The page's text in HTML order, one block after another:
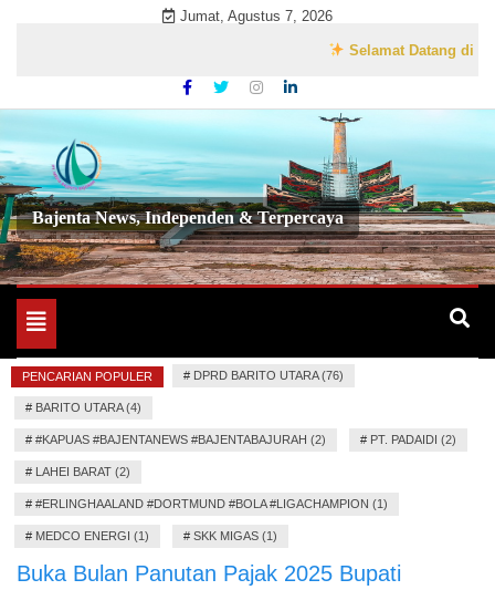
Jumat, Agustus 7, 2026
Selamat Datang di
Bajenta News, Independen & Terpercaya
Toggle
navigation
PENCARIAN POPULER # DPRD BARITO UTARA (76)
# BARITO UTARA (4)
# #KAPUAS #BAJENTANEWS #BAJENTABAJURAH (2) # PT. PADAIDI (2)
# LAHEI BARAT (2)
# #ERLINGHAALAND #DORTMUND #BOLA #LIGACHAMPION (1)
# MEDCO ENERGI (1) # SKK MIGAS (1)
Buka Bulan Panutan Pajak 2025 Bupati